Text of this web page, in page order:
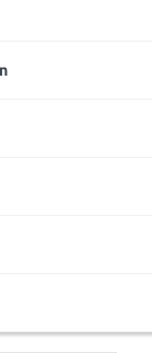
Noël à
: Un
l’IA, l’API, le